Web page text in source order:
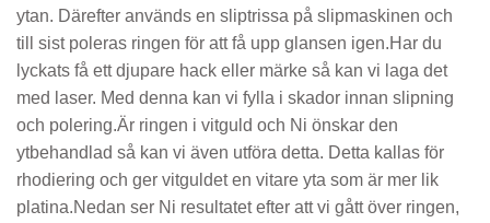
ytan. Därefter används en sliptrissa på slipmaskinen och
till sist poleras ringen för att få upp glansen igen.Har du
lyckats få ett djupare hack eller märke så kan vi laga det
med laser. Med denna kan vi fylla i skador innan slipning
och polering.Är ringen i vitguld och Ni önskar den
ytbehandlad så kan vi även utföra detta. Detta kallas för
rhodiering och ger vitguldet en vitare yta som är mer lik
platina.Nedan ser Ni resultatet efter att vi gått över ringen,